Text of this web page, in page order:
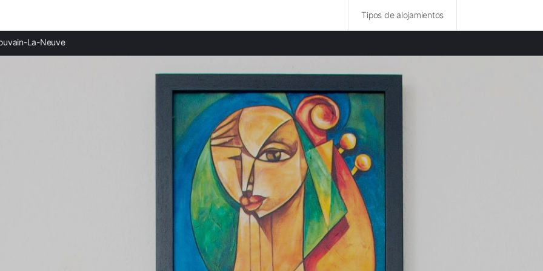
Tipos de alojamientos
Casas rurales en Louvain-la-Neuve
Casas rurales en Meaux
Casas rurales en Bruselas provincia
Casas rurales en Henao provincia
Casas rurales en Amberes provincia
Casas rurales en Flandes oriental provincia
Casas rurales en Luxemburgo provincia
Casas rurales en Lieja provincia
La-Neuve